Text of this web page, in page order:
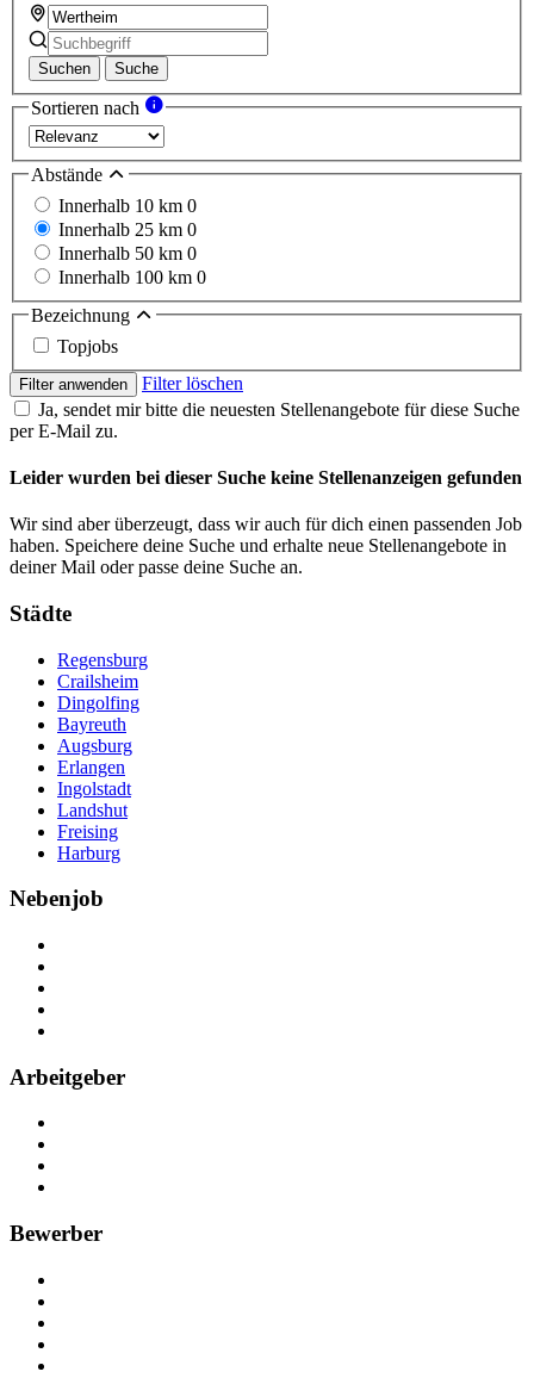
Suchen Suche
Sortieren nach
Abstände
Innerhalb 10 km 0
Innerhalb 25 km 0
Innerhalb 50 km 0
Innerhalb 100 km 0
Bezeichnung
Topjobs
Filter anwenden
Filter löschen
Ja, sendet mir bitte die neuesten Stellenangebote für diese Suche
per E-Mail zu.
Leider wurden bei dieser Suche keine Stellenanzeigen gefunden
Wir sind aber überzeugt, dass wir auch für dich einen passenden Job
haben. Speichere deine Suche und erhalte neue Stellenangebote in
deiner Mail oder passe deine Suche an.
Städte
Regensburg
Crailsheim
Dingolfing
Bayreuth
Augsburg
Erlangen
Ingolstadt
Landshut
Freising
Harburg
Nebenjob
Arbeitgeber
Bewerber